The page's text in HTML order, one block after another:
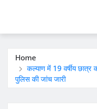
Home
कल्याण में 19 वर्षीय छात्र
पुलिस की जांच जारी